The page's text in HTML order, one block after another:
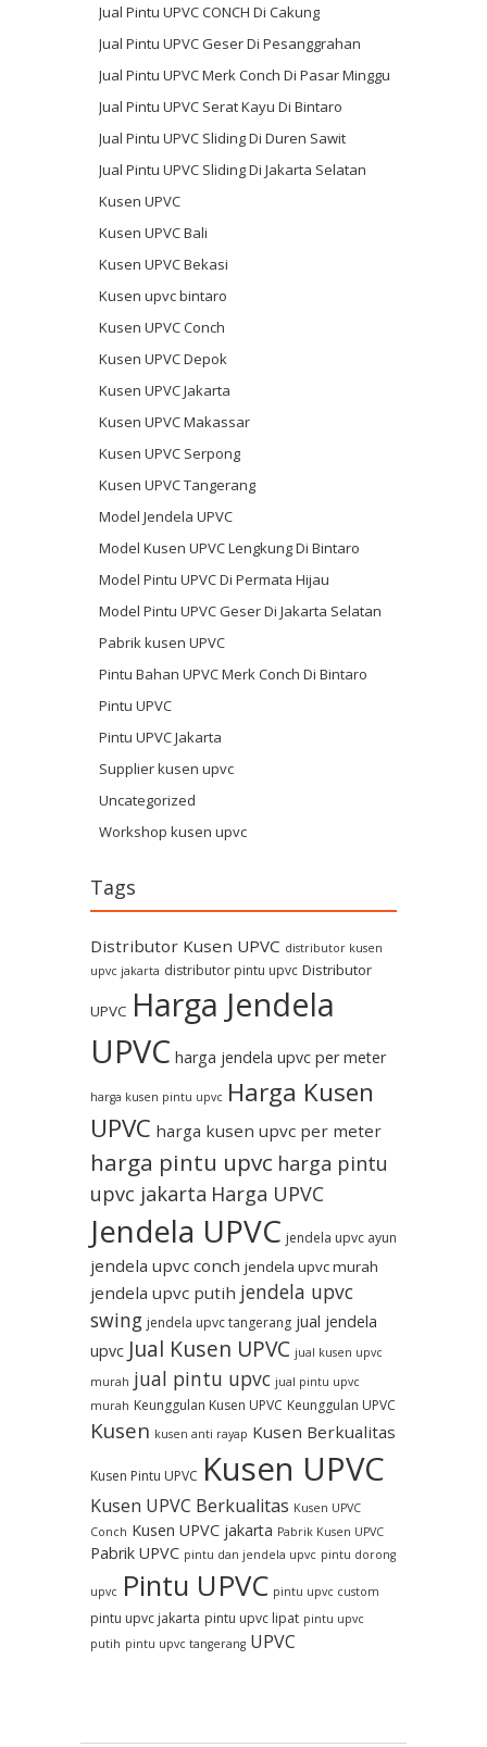
Jual Pintu UPVC CONCH Di Cakung
Jual Pintu UPVC Geser Di Pesanggrahan
Jual Pintu UPVC Merk Conch Di Pasar Minggu
Jual Pintu UPVC Serat Kayu Di Bintaro
Jual Pintu UPVC Sliding Di Duren Sawit
Jual Pintu UPVC Sliding Di Jakarta Selatan
Kusen UPVC
Kusen UPVC Bali
Kusen UPVC Bekasi
Kusen upvc bintaro
Kusen UPVC Conch
Kusen UPVC Depok
Kusen UPVC Jakarta
Kusen UPVC Makassar
Kusen UPVC Serpong
Kusen UPVC Tangerang
Model Jendela UPVC
Model Kusen UPVC Lengkung Di Bintaro
Model Pintu UPVC Di Permata Hijau
Model Pintu UPVC Geser Di Jakarta Selatan
Pabrik kusen UPVC
Pintu Bahan UPVC Merk Conch Di Bintaro
Pintu UPVC
Pintu UPVC Jakarta
Supplier kusen upvc
Uncategorized
Workshop kusen upvc
Tags
Distributor Kusen UPVC distributor kusen
upvc jakarta distributor pintu upvc Distributor
UPVC Harga Jendela
UPVC harga jendela upvc per meter
harga kusen pintu upvc Harga Kusen
UPVC harga kusen upvc per meter
harga pintu upvc harga pintu
upvc jakarta Harga UPVC
Jendela UPVC jendela upvc ayun
jendela upvc conch jendela upvc murah
jendela upvc putih jendela upvc
swing jendela upvc tangerang jual jendela
upvc Jual Kusen UPVC jual kusen upvc
murah jual pintu upvc jual pintu upvc
murah Keunggulan Kusen UPVC Keunggulan UPVC
Kusen kusen anti rayap Kusen Berkualitas
Kusen Pintu UPVC Kusen UPVC
Kusen UPVC Berkualitas Kusen UPVC
Conch Kusen UPVC jakarta Pabrik Kusen UPVC
Pabrik UPVC pintu dan jendela upvc pintu dorong
upvc Pintu UPVC pintu upvc custom
pintu upvc jakarta pintu upvc lipat pintu upvc
putih pintu upvc tangerang UPVC